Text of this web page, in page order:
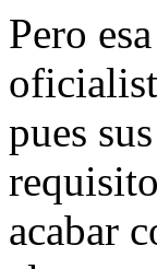
Pero
pues
acabar